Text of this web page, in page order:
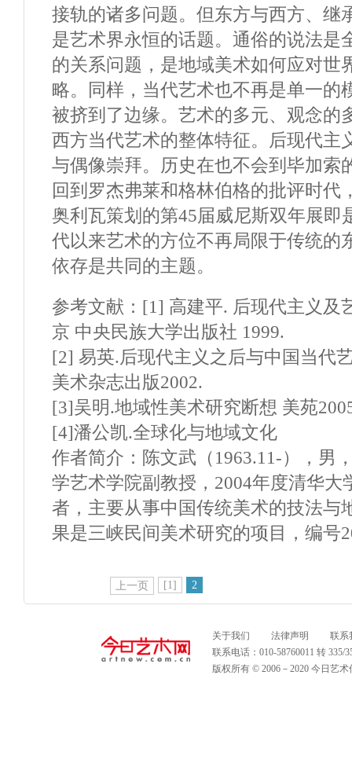
接轨的诸多问题。但东方与西方、继
是艺术界永恒的话题。通俗的说法是
的关系问题，是地域美术如何应对世
略。同样，当代艺术也不再是单一的
被挤到了边缘。艺术的多元、观念的
西方当代艺术的整体特征。后现代主
与偶像崇拜。历史在也不会到毕加索
回到罗杰弗莱和格林伯格的批评时代
奥利瓦策划的第45届威尼斯双年展即
代以来艺术的方位不再局限于传统的
依存是共同的主题。
参考文献：[1] 高建平. 后现代主义及
京 中央民族大学出版社 1999.
[2] 易英.后现代主义之后与中国当代
美术杂志出版2002.
[3]吴明.地域性美术研究断想 美苑
[4]潘公凯.全球化与地域文化
作者简介：陈文武（1963.11-），男
学艺术学院副教授，2004年度清华大
者，主要从事中国传统美术的技法与
果是三峡民间美术研究的项目，编号
上一页 [1] 2
关于我们 法律声明
联系
联系电话：010-58760011 转
版权所有 © 2006－2020 今日艺